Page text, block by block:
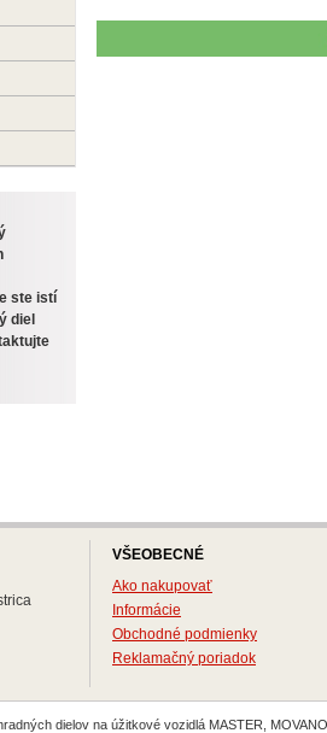
ste istí
diel
VŠEOBECNÉ
Ako nakupovať
Informácie
Obchodné podmienky
Reklamačný poriadok
dielov na úžitkové vozidlá MASTER,